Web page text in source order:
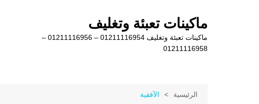
ماكينات تعبئة وتغليف
ماكينات تعبئة وتغليف 01211116954 – 01211116956 –
01211116958
الرئيسية الآفقية